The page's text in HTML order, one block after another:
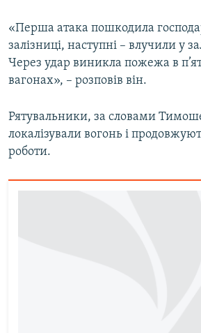
«Перша атака пошкодила
залізниці, наступні – влучили у
Через удар виникла пожежа в
вагонах», – розповів він.
Рятувальники, за словами
локалізували вогонь і
роботи.